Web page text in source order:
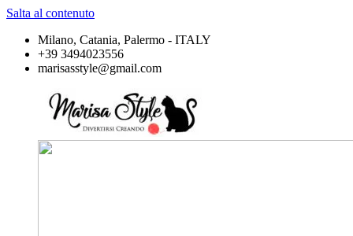
Salta al contenuto
Milano, Catania, Palermo - ITALY
+39 3494023556
marisasstyle@gmail.com